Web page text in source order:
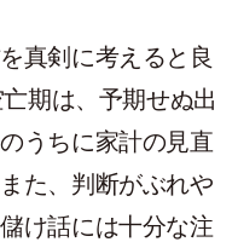
真剣に考えると良
期は、予期せぬ出
うちに家計の見直
た、判断がぶれや
け話には十分な注